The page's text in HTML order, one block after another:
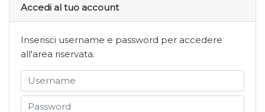
Accedi al tuo account
Inserisci username e password per accedere
all'area riservata.